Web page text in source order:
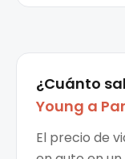
¿Cuánto
Young a
El precio de